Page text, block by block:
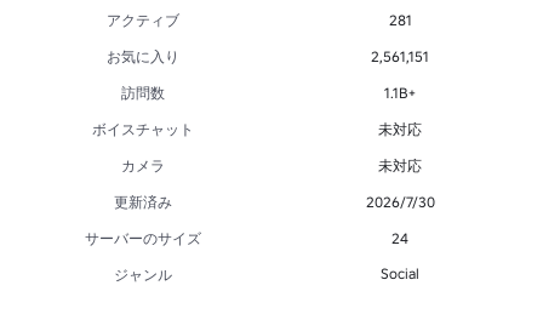
アクティブ
281
お気に入り
2,561,151
訪問数
1.1B+
ボイスチャット
未対応
カメラ
未対応
更新済み
2026/7/30
サーバーのサイズ
24
ジャンル
Social